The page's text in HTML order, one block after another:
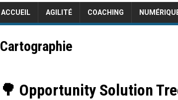
ACCUEIL AGILITÉ COACHING
Cartographie
🌳 Opportunity Solution